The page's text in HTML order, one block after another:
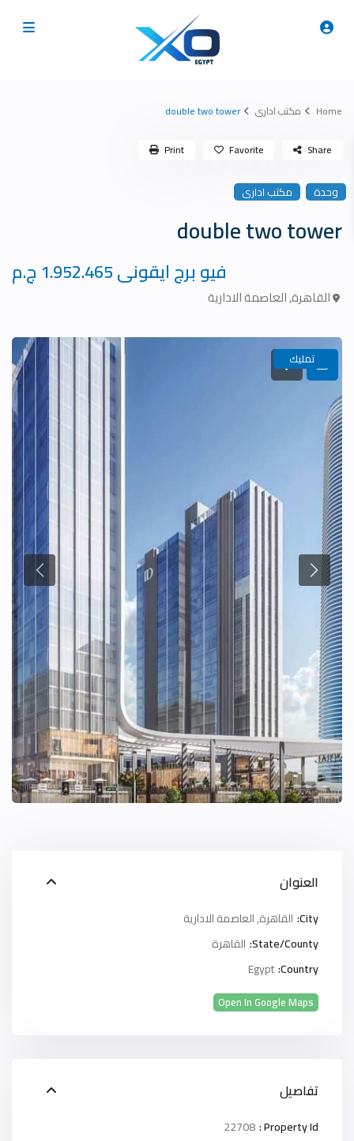
Home مكتب ادارى double two tower
وحدة مكتب ادارى
double two tower
فيو برج ايقونى
القاهرة,العاصمة الادارية
Share
Favorite
Print
تمليك
العنوان
City: القاهرة,العاصمة الادارية
State/County: القاهرة
Country:
Egypt
Open In Google Maps
تفاصيل
Property Id :
22708